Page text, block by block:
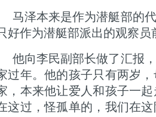
马泽本来是作为潜艇部的
好作为潜艇部派出的观察员
他向李民副部长做了汇报
过年。他的孩子只有两岁
，本来他让爱人和孩子一
这过，怪孤单的，我们在